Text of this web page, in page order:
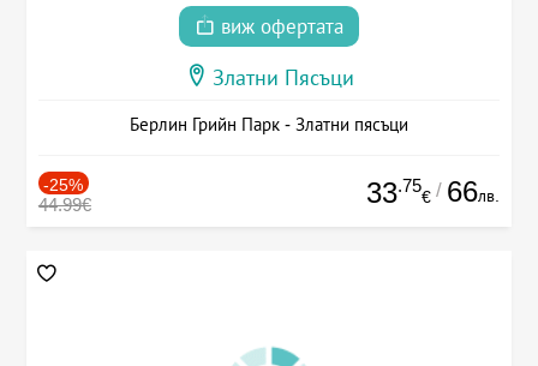
виж офертата
Златни Пясъци
Берлин Грийн Парк - Златни пясъци
-25%
44.99€ 33.75
€ / 66лв.